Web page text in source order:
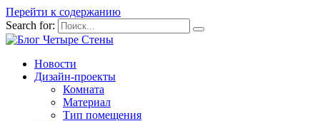
Перейти к содержанию
Search for:
Новости
Дизайн-проекты
Комната
Материал
Тип помещения